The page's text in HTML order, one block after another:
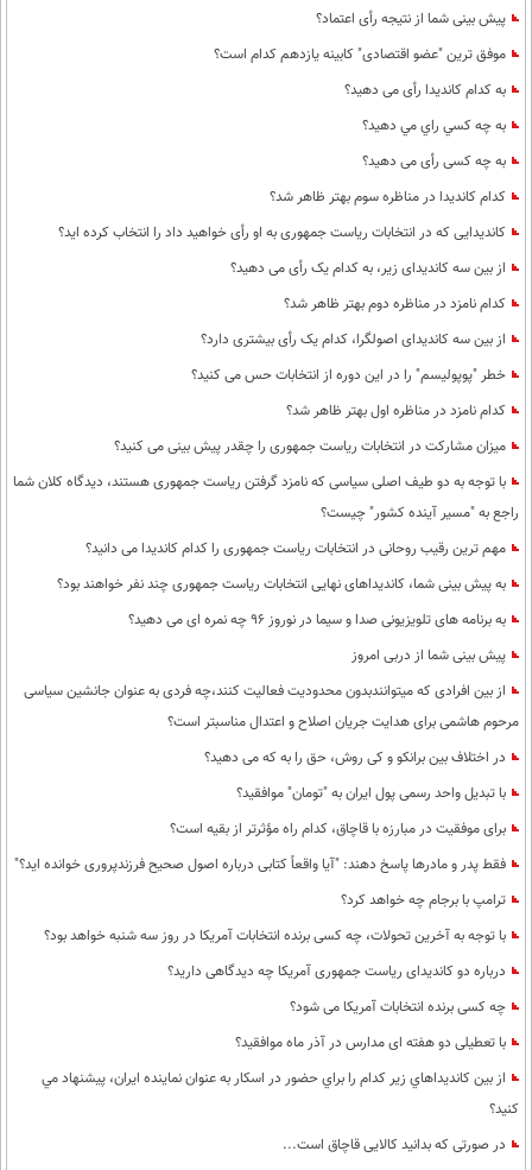
پیش بینی شما از نتیجه رأی اعتماد؟
موفق ترین "عضو اقتصادی" کابینه یازدهم کدام است؟
به کدام کاندیدا رأی می دهید؟
به چه كسي راي مي دهيد؟
به چه کسی رأی می دهید؟
کدام کاندیدا در مناظره سوم بهتر ظاهر شد؟
کاندیدایی که در انتخابات ریاست جمهوری به او رأی خواهید داد را انتخاب کرده اید؟
از بین سه کاندیدای زیر، به کدام یک رأی می دهید؟
کدام نامزد در مناظره دوم بهتر ظاهر شد؟
از بین سه کاندیدای اصولگرا، کدام یک رأی بیشتری دارد؟
خطر "پوپولیسم" را در این دوره از انتخابات حس می کنید؟
کدام نامزد در مناظره اول بهتر ظاهر شد؟
میزان مشارکت در انتخابات ریاست جمهوری را چقدر پیش بینی می کنید؟
با توجه به دو طیف اصلی سیاسی که نامزد گرفتن ریاست جمهوری هستند، دیدگاه کلان شما
راجع به "مسیر آینده کشور" چیست؟
مهم ترین رقیب روحانی در انتخابات ریاست جمهوری را کدام کاندیدا می دانید؟
به پیش بینی شما، کاندیداهای نهایی انتخابات ریاست جمهوری چند نفر خواهند بود؟
به برنامه های تلویزیونی صدا و سیما در نوروز 96 چه نمره ای می دهید؟
پیش بینی شما از دربی امروز
از بین افرادی که میتوانندبدون محدودیت فعالیت کنند،چه فردی به عنوان جانشین سیاسی
مرحوم هاشمی برای هدایت جریان اصلاح و اعتدال مناسبتر است؟
در اختلاف بین برانکو و کی روش، حق را به که می دهید؟
با تبدیل واحد رسمی پول ایران به "تومان" موافقید؟
برای موفقیت در مبارزه با قاچاق، کدام راه مؤثرتر از بقیه است؟
فقط پدر و مادرها پاسخ دهند: "آیا واقعاً کتابی درباره اصول صحیح فرزندپروری خوانده اید؟"
ترامپ با برجام چه خواهد کرد؟
با توجه به آخرین تحولات، چه کسی برنده انتخابات آمریکا در روز سه شنبه خواهد بود؟
درباره دو کاندیدای ریاست جمهوری آمریکا چه دیدگاهی دارید؟
چه کسی برنده انتخابات آمریکا می شود؟
با تعطیلی دو هفته ای مدارس در آذر ماه موافقید؟
از بين كانديداهاي زير كدام را براي حضور در اسكار به عنوان نماينده ايران، پيشنهاد مي
كنيد؟
در صورتی که بدانید کالایی قاچاق است...